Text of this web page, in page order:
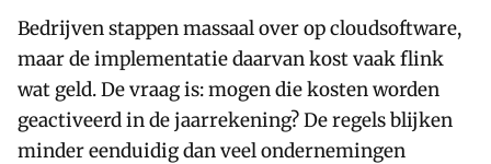
Bedrijven stappen massaal over op cloudsoftware,
maar de implementatie daarvan kost vaak flink
wat geld. De vraag is: mogen die kosten worden
geactiveerd in de jaarrekening? De regels blijken
minder eenduidig dan veel ondernemingen